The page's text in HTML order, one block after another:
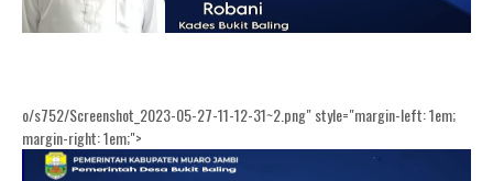
o/s752/Screenshot_2023-05-27-11-12-31~2.png" style="margin-left: 1em;
margin-right: 1em;">